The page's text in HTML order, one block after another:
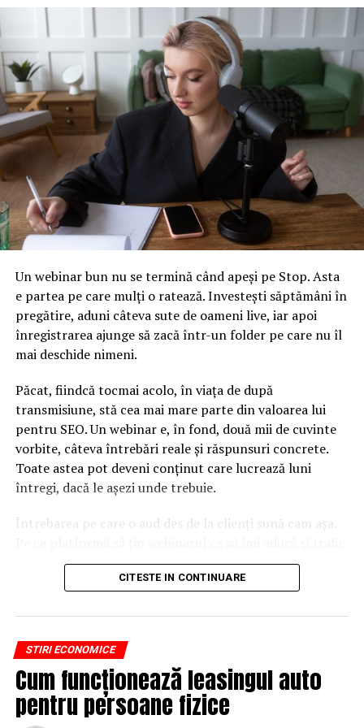
URMATORUL
Lucian Șova a dat cărțile pe față! De ce nu va fi gata
autostrada urbană când au promis oficialii? Motivul este
HALUCINANT
NU RATATI
Anunț șocant! Simona Halep se retrage. Problemele de
sănătate persistă
Un webinar bun nu se termină când apeși pe Stop. Asta
e partea pe care mulți o ratează. Investești săptămâni în
pregătire, aduni câteva sute de oameni live, iar apoi
înregistrarea ajunge să zacă într-un folder pe care nu îl
mai deschide nimeni.
Păcat, fiindcă tocmai acolo, în viața de după
transmisiune, stă cea mai mare parte din valoarea lui
pentru SEO. Un webinar e, în fond, două mii de cuvinte
vorbite, câteva întrebări reale și răspunsuri concrete.
Toate astea pot deveni conținut care lucrează luni
întregi, dacă le așezi unde trebuie.
Întrebarea pe care o aud des de la clienți sună cam așa.
din Google, nu doar lead-uri pe moment? Răspunsul
scurt e că platforma contează, dar nu în felul în care
Nu cel mai tare software câștigă, ci acela care îți lasă
conținutul liber, indexabil și ușor de reutilizat. Hai să o
luăm pe îndelete, fiindcă diferențele dintre opțiuni sunt
mai subtile decât par la prima vedere.
CITESTE IN CONTINUARE
STIRI ECONOMICE
Cum funcționează leasingul auto
pentru persoane fizice